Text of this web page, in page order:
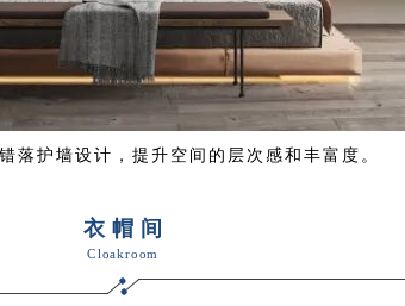
落护墙设计，提升空间的层次感和丰富度。
衣帽间
Cloakroom